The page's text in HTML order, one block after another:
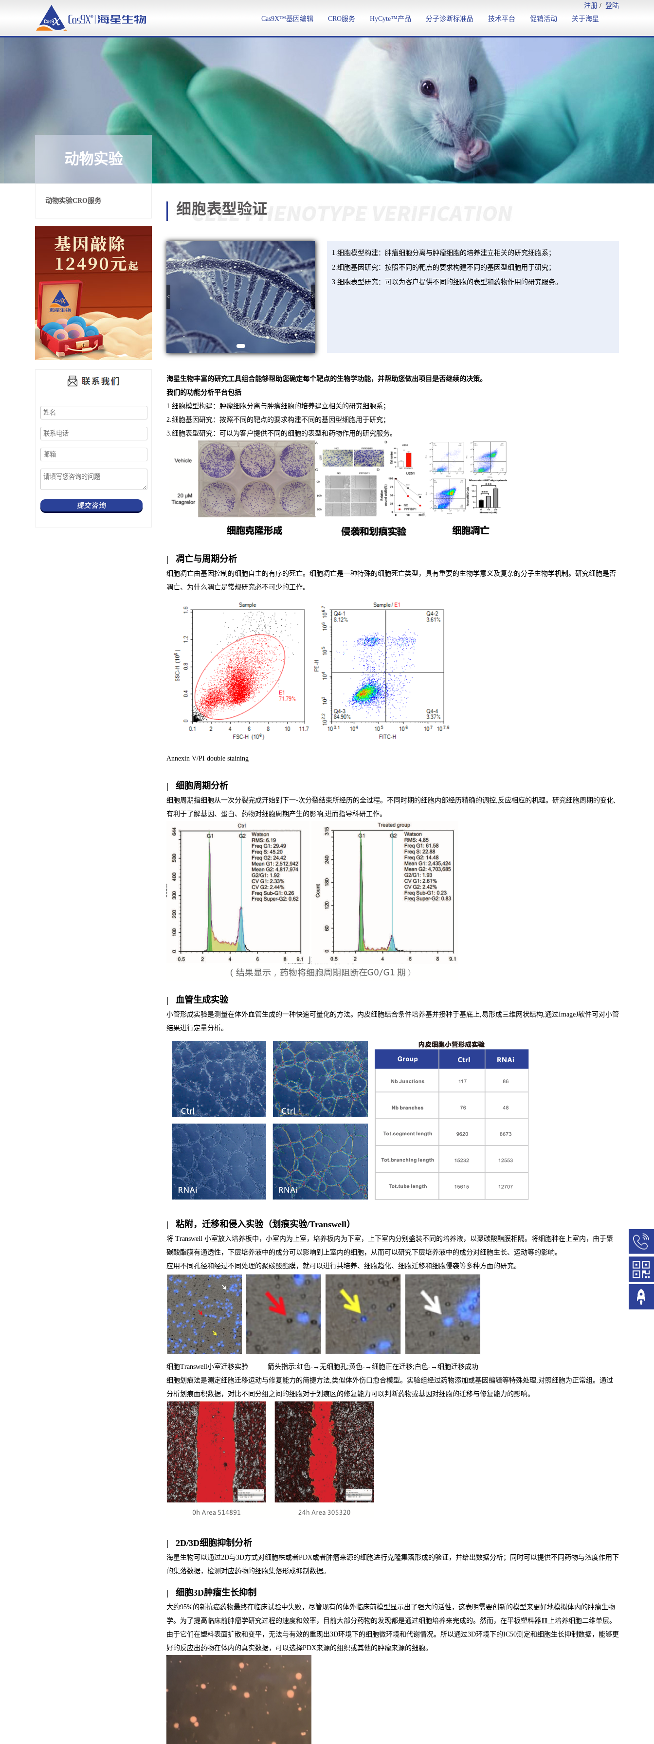
Cas9X™基因编辑 CRO服务 HyCyte™产品 分子诊断标准品 技术平台 促销活动 关于海星
注册 / 登陆
动物实验
动物实验CRO服务
< >
1.细胞模型构建：肿瘤细胞分离与肿瘤细胞的培养建立相关的研究细胞系；
2.细胞基因研究：按照不同的靶点的要求构建不同的基因型细胞用于研究；
3.细胞表型研究：可以为客户提供不同的细胞的表型和药物作用的研究服务。
海星生物丰富的研究工具组合能够帮助您确定每个靶点的生物学功能，并帮助您做出项目是否继续的决策。
我们的功能分析平台包括
1.细胞模型构建：肿瘤细胞分离与肿瘤细胞的培养建立相关的研究细胞系；
2.细胞基因研究：按照不同的靶点的要求构建不同的基因型细胞用于研究；
3.细胞表型研究：可以为客户提供不同的细胞的表型和药物作用的研究服务。
| 凋亡与周期分析
细胞凋亡由基因控制的细胞自主的有序的死亡。细胞凋亡是一种特殊的细胞死亡类型，具有重要的生物学意义及复杂的分子生物学机制。研究细胞是否
凋亡、为什么凋亡是常规研究必不可少的工作。
Annexin V/PI double staining
| 细胞周期分析
细胞周期指细胞从一次分裂完成开始到下一-次分裂结束所经历的全过程。不同时期的细胞内部经历精确的调控,反应相应的机理。研究细胞周期的变化,
有利于了解基因、蛋白、药物对细胞周期产生的影响,进而指导科研工作。
| 血管生成实验
小管形成实验是测量在体外血管生成的一种快速可量化的方法。内皮细胞结合条件培养基并接种于基底上,易形成三维网状结构,通过ImageJ软件可对小管
结果进行定量分析。
| 粘附，迁移和侵入实验（划痕实验/Transwell）
将 Transwell 小室放入培养板中，小室内为上室，培养板内为下室，上下室内分别盛装不同的培养液，以聚碳酸酯膜相隔。将细胞种在上室内，由于聚
碳酸酯膜有通透性，下层培养液中的成分可以影响到上室内的细胞，从而可以研究下层培养液中的成分对细胞生长、运动等的影响。
应用不同孔径和经过不同处理的聚碳酸酯膜，就可以进行共培养、细胞趋化、细胞迁移和细胞侵袭等多种方面的研究。
细胞Transwell小室迁移实验 箭头指示:红色-→无细胞孔;黄色-→细胞正在迁移;白色-→细胞迁移成功
细胞划痕法是测定细胞迁移运动与修复能力的简捷方法,类似体外伤口愈合模型。实验组经过药物添加或基因编辑等特殊处理,对照细胞为正常组。通过
分析划痕面积数据，对比不同分组之间的细胞对于划痕区的修复能力可以判断药物或基因对细胞的迁移与修复能力的影响。
| 2D/3D细胞抑制分析
海星生物可以通过2D与3D方式对细胞株或者PDX或者肿瘤来源的细胞进行克隆集落形成的验证，并给出数据分析；同时可以提供不同药物与浓度作用下
的集落数据，检测对应药物的细胞集落形成抑制数据。
| 细胞3D肿瘤生长抑制
大约95%的新抗癌药物最终在临床试验中失败，尽管现有的体外临床前模型显示出了强大的活性，这表明需要创新的模型来更好地模拟体内的肿瘤生物
学。为了提高临床前肿瘤学研究过程的速度和效率，目前大部分药物的发现都是通过细胞培养来完成的。然而，在平板塑料器皿上培养细胞二维单层。
由于它们在塑料表面扩散和变平，无法与有效的重现出3D环境下的细胞微环境和代谢情况。所以通过3D环境下的IC50测定和细胞生长抑制数据，能够更
好的反应出药物在体内的真实数据，可以选择PDX来源的组织或其他的肿瘤来源的细胞。
400-